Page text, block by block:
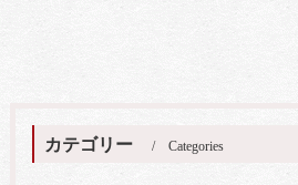
カテゴリー Categories